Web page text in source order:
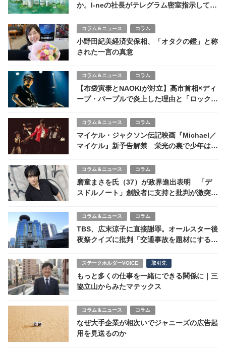
か。I-neの社長がテレグラム密室指示して隠
コラム＆ニュース コラム
小野田紀美経済安保相、「オタクの鑑」と称
された一言の真意
コラム＆ニュース コラム
【布袋寅泰とNAOKIが対立】高市首相×ディ
ープ・パープルで炎上した理由と「ロックは
コラム＆ニュース コラム
マイケル・ジャクソン伝記映画『Michael／
マイケル』新予告解禁 栄光の裏で少年は何
コラム＆ニュース コラム
磨童まさを氏（37）が政界進出表明 「デ
スドルノート」創設者に支持と批判が激突、
コラム＆ニュース コラム
TBS、広末涼子に直接謝罪。オールスター後
夜祭クイズに批判「交通事故を題材にするの
ステークホルダーVOICE 取引先
もっと多くの仕事を一緒にできる関係に｜三
協立山からみたマテックス
コラム＆ニュース コラム
なぜ大手企業が相次いでジャニーズの広告起
用を見送るのか